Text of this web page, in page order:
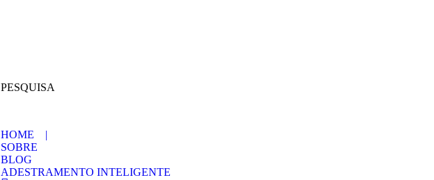
PESQUISA
HOME |
SOBRE
BLOG
ADESTRAMENTO INTELIGENTE